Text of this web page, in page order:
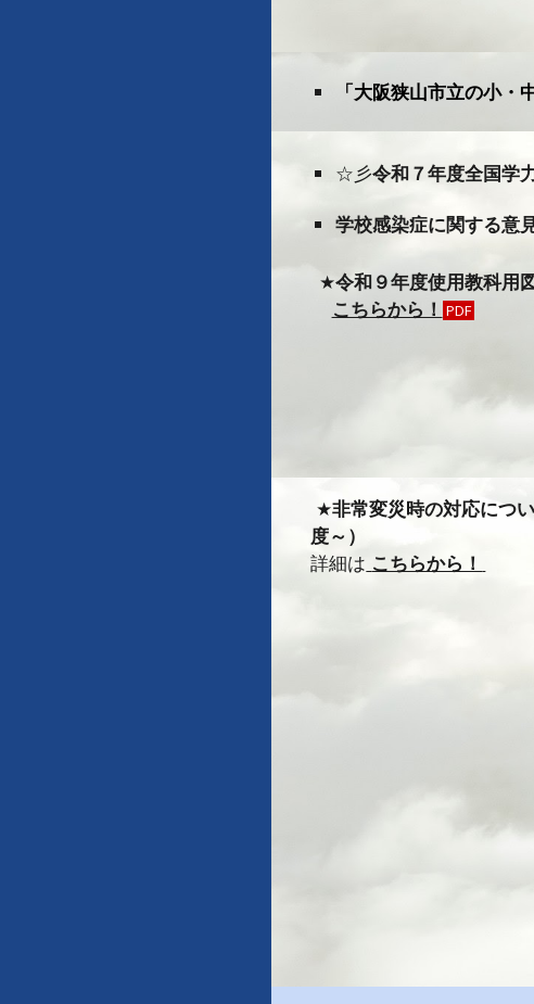
「大阪狭山市立の小
☆彡令和７年度全国学
学校感染症に関する意
★令和９年度使用教科用
こちらから！ PDF
★非常変災時の対応につ
度～）
詳細は こちらから！